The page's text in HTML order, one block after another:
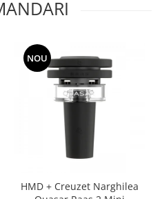
NOU
HMD + Creuzet Narghilea